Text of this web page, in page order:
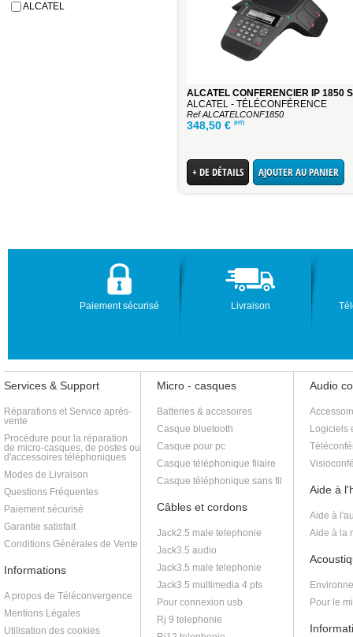
ALCATEL
ALCATEL CONFERENCIER IP 1850
ALCATEL - TÉLÉCONFÉRENCE
Ref ALCATELCONF1850
348,50 € (HT)
+ DE DÉTAILS AJOUTER AU PANIER
Paiement sécurisé Livraison
Services & Support
Réparations et Service après-
vente
Procédure pour la réparation
de micro-casques, de postes ou
d'accessoires téléphoniques
Modes de Livraison
Questions Fréquentes
Paiement sécurisé
Garantie satisfait
Conditions Générales de Vente
Informations
A propos de Téléconvergence
Mentions Légales
Utilisation des cookies
Micro - casques
Batteries & accesoires
Casque bluetooth
Casque pour pc
Casque téléphonique filaire
Casque téléphonique sans fil
Câbles et cordons
Jack2.5 male telephonie
Jack3.5 audio
Jack3.5 male telephonie
Jack3.5 multimedia 4 pts
Pour connexion usb
Rj 9 telephonie
Audio
Logiciels
Aide à
Aide à
Aide à la
Pour le